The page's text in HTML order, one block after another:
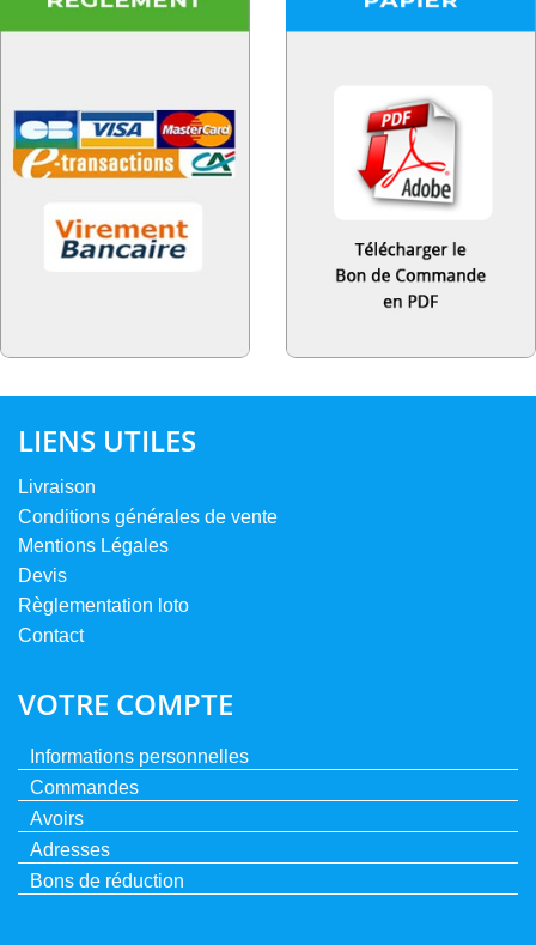
LIENS UTILES
Livraison
Conditions générales de vente
Mentions Légales
Devis
Règlementation loto
Contact
VOTRE COMPTE
Informations personnelles
Commandes
Avoirs
Adresses
Bons de réduction